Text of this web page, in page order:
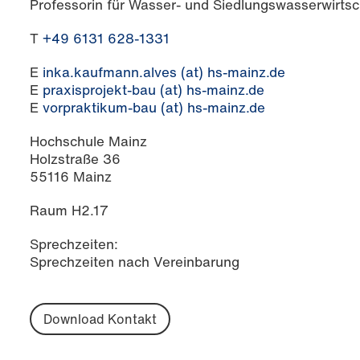
Professorin für Wasser- und
T +49 6131 628-1331
E inka.kaufmann.alves (at) hs-mainz.de
E praxisprojekt-bau (at) hs-mainz.de
E vorpraktikum-bau (at) hs-mainz.de
Hochschule Mainz
Holzstraße 36
55116 Mainz
Raum H2.17
Sprechzeiten:
Sprechzeiten nach Vereinbarung
Download Kontakt